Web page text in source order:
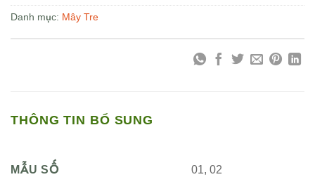
Danh mục: Mây Tre
THÔNG TIN BỔ SUNG
MẪU SỐ 01, 02